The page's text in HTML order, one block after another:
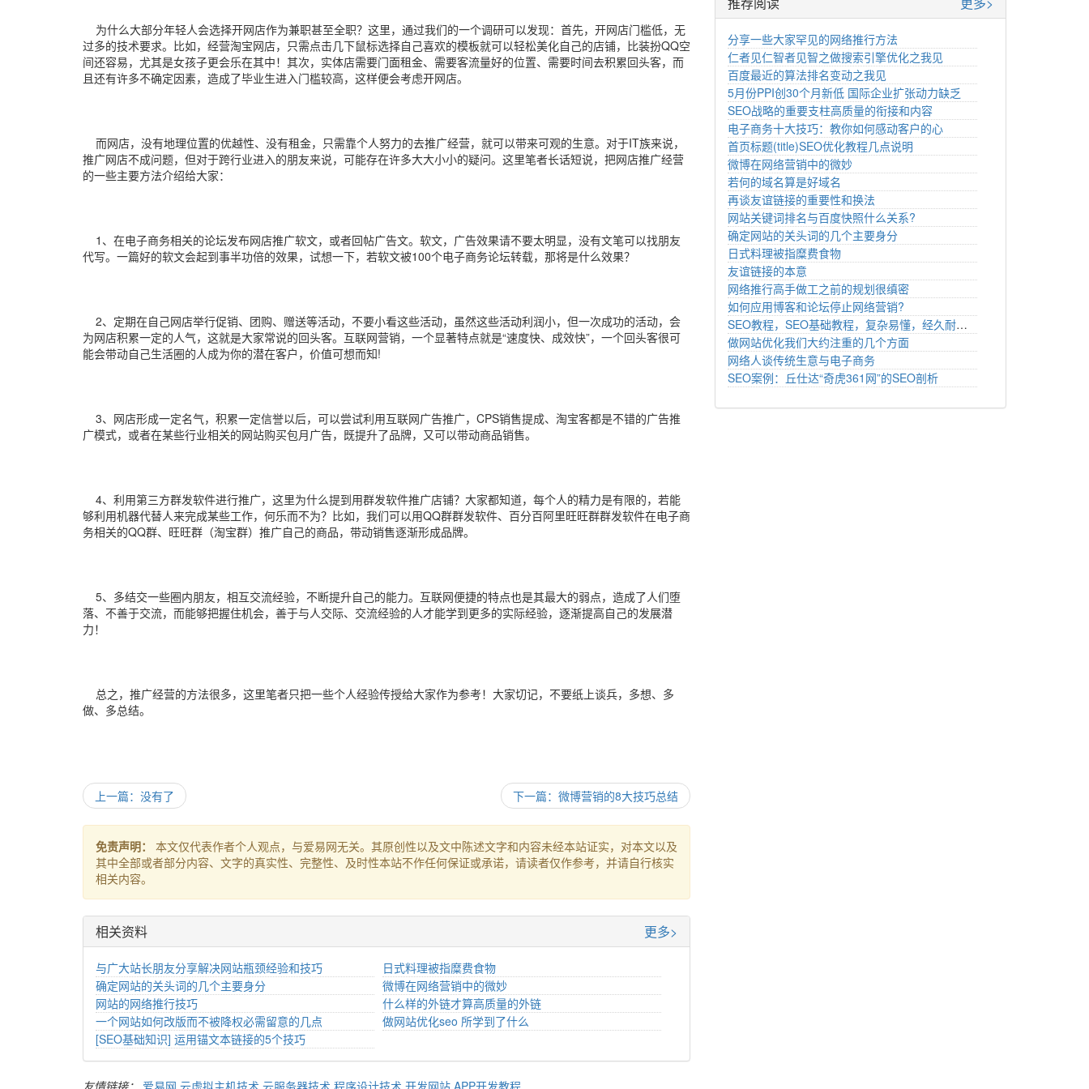
为什么大部分年轻人会选择开网店作为兼职甚至全职？这里，通过我们的一个调研可以发现：首先，开网店门槛低，无
过多的技术要求。比如，经营淘宝网店，只需点击几下鼠标选择自己喜欢的模板就可以轻松美化自己的店铺，比装扮QQ空
间还容易，尤其是女孩子更会乐在其中！其次，实体店需要门面租金、需要客流量好的位置、需要时间去积累回头客，而
且还有许多不确定因素，造成了毕业生进入门槛较高，这样便会考虑开网店。
而网店，没有地理位置的优越性、没有租金，只需靠个人努力的去推广经营，就可以带来可观的生意。对于IT族来说，
推广网店不成问题，但对于跨行业进入的朋友来说，可能存在许多大大小小的疑问。这里笔者长话短说，把网店推广经营
的一些主要方法介绍给大家：
1、在电子商务相关的论坛发布网店推广软文，或者回帖广告文。软文，广告效果请不要太明显，没有文笔可以找朋友
代写。一篇好的软文会起到事半功倍的效果，试想一下，若软文被100个电子商务论坛转载，那将是什么效果？
2、定期在自己网店举行促销、团购、赠送等活动，不要小看这些活动，虽然这些活动利润小，但一次成功的活动，会
为网店积累一定的人气，这就是大家常说的回头客。互联网营销，一个显著特点就是“速度快、成效快”，一个回头客很可
能会带动自己生活圈的人成为你的潜在客户，价值可想而知!
3、网店形成一定名气，积累一定信誉以后，可以尝试利用互联网广告推广，CPS销售提成、淘宝客都是不错的广告推
广模式，或者在某些行业相关的网站购买包月广告，既提升了品牌，又可以带动商品销售。
4、利用第三方群发软件进行推广，这里为什么提到用群发软件推广店铺？大家都知道，每个人的精力是有限的，若能
够利用机器代替人来完成某些工作，何乐而不为？比如，我们可以用QQ群群发软件、百分百阿里旺旺群群发软件在电子商
务相关的QQ群、旺旺群（淘宝群）推广自己的商品，带动销售逐渐形成品牌。
5、多结交一些圈内朋友，相互交流经验，不断提升自己的能力。互联网便捷的特点也是其最大的弱点，造成了人们堕
落、不善于交流，而能够把握住机会，善于与人交际、交流经验的人才能学到更多的实际经验，逐渐提高自己的发展潜
力！
总之，推广经营的方法很多，这里笔者只把一些个人经验传授给大家作为参考！大家切记，不要纸上谈兵，多想、多
做、多总结。
上一篇：没有了 下一篇：微博营销的8大技巧总结
免责声明：
本文仅代表作者个人观点，与爱易网无关。其原创性以及文中陈述文字和内容未经本站证实，对本文以及
其中全部或者部分内容、文字的真实性、完整性、及时性本站不作任何保证或承诺，请读者仅作参考，并请自行核实
相关内容。
相关资料 更多>
与广大站长朋友分享解决网站瓶颈经验和技巧
日式料理被指糜费食物
确定网站的关头词的几个主要身分
微博在网络营销中的微妙
网站的网络推行技巧
什么样的外链才算高质量的外链
一个网站如何改版而不被降权必需留意的几点
做网站优化seo 所学到了什么
[SEO基础知识] 运用锚文本链接的5个技巧
分享一些大家罕见的网络推行方法
仁者见仁智者见智之做搜索引擎优化之我见
百度最近的算法排名变动之我见
5月份PPI创30个月新低 国际企业扩张动力缺乏
SEO战略的重要支柱高质量的衔接和内容
电子商务十大技巧：教你如何感动客户的心
首页标题(title)SEO优化教程几点说明
微博在网络营销中的微妙
若何的域名算是好域名
再谈友谊链接的重要性和换法
网站关键词排名与百度快照什么关系?
确定网站的关头词的几个主要身分
日式料理被指糜费食物
友谊链接的本意
网络推行高手做工之前的规划很缜密
如何应用博客和论坛停止网络营销?
SEO教程，SEO基础教程，复杂易懂，经久耐用。
做网站优化我们大约注重的几个方面
网络人谈传统生意与电子商务
SEO案例：丘仕达“奇虎361网”的SEO剖析
友情链接： 爱易网 云虚拟主机技术 云服务器技术 程序设计技术 开发网站 APP开发教程